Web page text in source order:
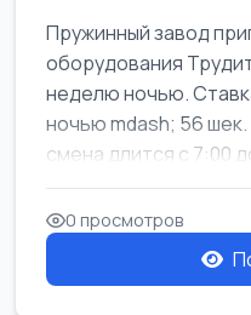
Пружинный завод
оборудования
неделю ночью.
ночью mdash; 56
смена длится с 7:00
0 просмотров